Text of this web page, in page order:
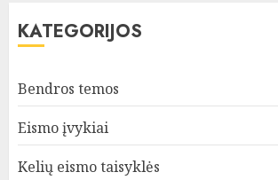
KATEGORIJOS
Bendros temos
Eismo įvykiai
Kelių eismo taisyklės